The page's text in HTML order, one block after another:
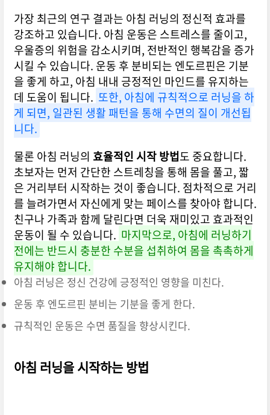
가장 최근의 연구 결과는 아침 러닝의 정신적 효과를
강조하고 있습니다. 아침 운동은 스트레스를 줄이고,
우울증의 위험을 감소시키며, 전반적인 행복감을 증가
시킬 수 있습니다. 운동 후 분비되는 엔도르핀은 기분
을 좋게 하고, 아침 내내 긍정적인 마인드를 유지하는
데 도움이 됩니다. 또한, 아침에 규칙적으로 러닝을 하
게 되면, 일관된 생활 패턴을 통해 수면의 질이 개선됩
니다.
물론 아침 러닝의 효율적인 시작 방법도 중요합니다.
초보자는 먼저 간단한 스트레칭을 통해 몸을 풀고, 짧
은 거리부터 시작하는 것이 좋습니다. 점차적으로 거리
를 늘려가면서 자신에게 맞는 페이스를 찾아야 합니다.
친구나 가족과 함께 달린다면 더욱 재미있고 효과적인
운동이 될 수 있습니다. 마지막으로, 아침에 러닝하기
전에는 반드시 충분한 수분을 섭취하여 몸을 촉촉하게
유지해야 합니다.
아침 러닝은 정신 건강에 긍정적인 영향을 미친다.
운동 후 엔도르핀 분비는 기분을 좋게 한다.
규칙적인 운동은 수면 품질을 향상시킨다.
아침 러닝을 시작하는 방법